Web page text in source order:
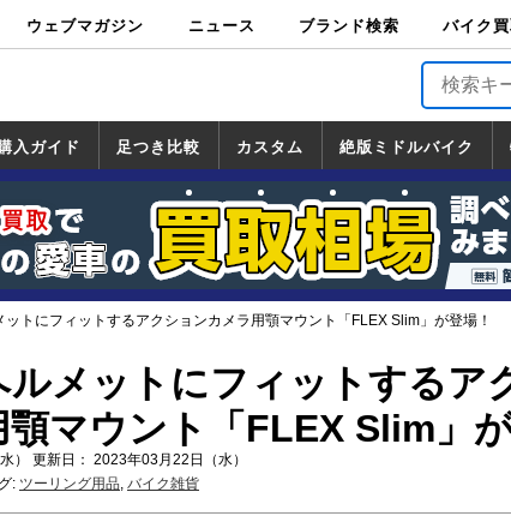
ウェブマガジン ニュース ブランド検索 バイク買
バイク買
入ガイド
覧
足つき比較 カスタム
カスタム
一覧
ホンダ
ヤマハ
スズキ
カワサキ
絶版ミドルバイク
絶版ミドルバイク
一覧
ホンダ
ヤマハ
スズキ
カワサキ
道の駅調査隊
ツーリング情報局
日本の道50選
国道めぐり
林道ツーリング
ットにフィットするアクションカメラ用顎マウント「FLEX Slim」が登場！
メットにフィットするア
マウント「FLEX Slim」が
） 更新日： 2023年03月22日（水）
: ツーリング用品, バイク雑貨